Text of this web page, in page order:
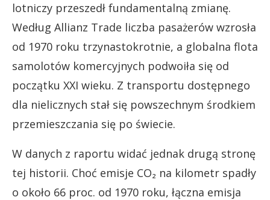
lotniczy przeszedł fundamentalną zmianę.
Według Allianz Trade liczba pasażerów wzrosła
od 1970 roku trzynastokrotnie, a globalna flota
samolotów komercyjnych podwoiła się od
początku XXI wieku. Z transportu dostępnego
dla nielicznych stał się powszechnym środkiem
przemieszczania się po świecie.
W danych z raportu widać jednak drugą stronę
tej historii. Choć emisje CO₂ na kilometr spadły
o około 66 proc. od 1970 roku, łączna emisja